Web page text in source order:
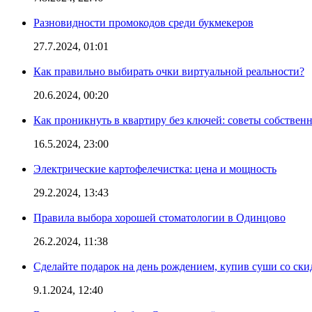
Разновидности промокодов среди букмекеров
27.7.2024, 01:01
Как правильно выбирать очки виртуальной реальности?
20.6.2024, 00:20
Как проникнуть в квартиру без ключей: советы
16.5.2024, 23:00
Электрические картофелечистка: цена и мощность
29.2.2024, 13:43
Правила выбора хорошей стоматологии в Одинцово
26.2.2024, 11:38
Сделайте подарок на день рождением, купив суши со
9.1.2024, 12:40